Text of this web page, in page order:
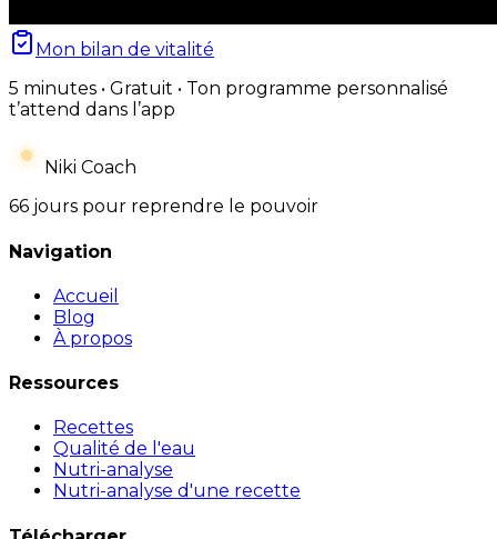
Mon bilan de vitalité
5 minutes • Gratuit • Ton programme personnalisé
t’attend dans l’app
Niki Coach
66 jours pour reprendre le pouvoir
Navigation
Accueil
Blog
À propos
Ressources
Recettes
Qualité de l'eau
Nutri-analyse
Nutri-analyse d'une recette